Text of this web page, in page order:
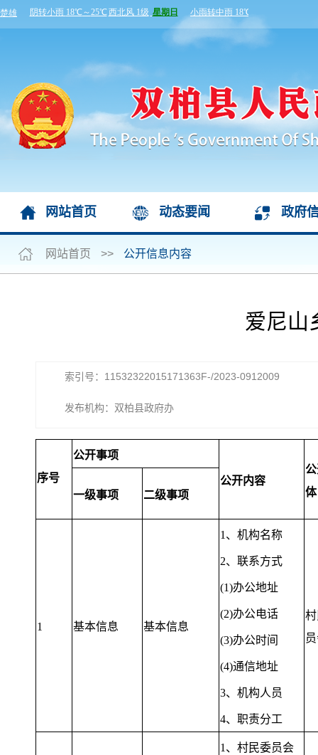
网站首页 动态要闻 政府
网站首页 >> 公开信息内容
爱尼山
索引号：11532322015171363F-/2023-0912009
发布机构：双柏县政府办
序号
公开事项
公开内容
体
一级事项 二级事项
1 基本信息 基本信息
1、机构名称
2、联系方式
(1)办公地址
(2)办公电话
(3)办公时间
(4)通信地址
3、机构人员
4、职责分工
1、村民委员会